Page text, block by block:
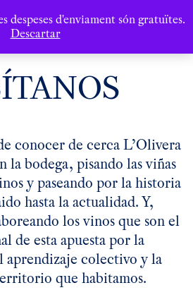
despeses d'enviament són gratuïtes.
Descartar
conocer de cerca L’Olivera
la bodega, pisando las viñas
y paseando por la historia
hasta la actualidad. Y,
los vinos que son el
de esta apuesta por la
aprendizaje colectivo y la
que habitamos.